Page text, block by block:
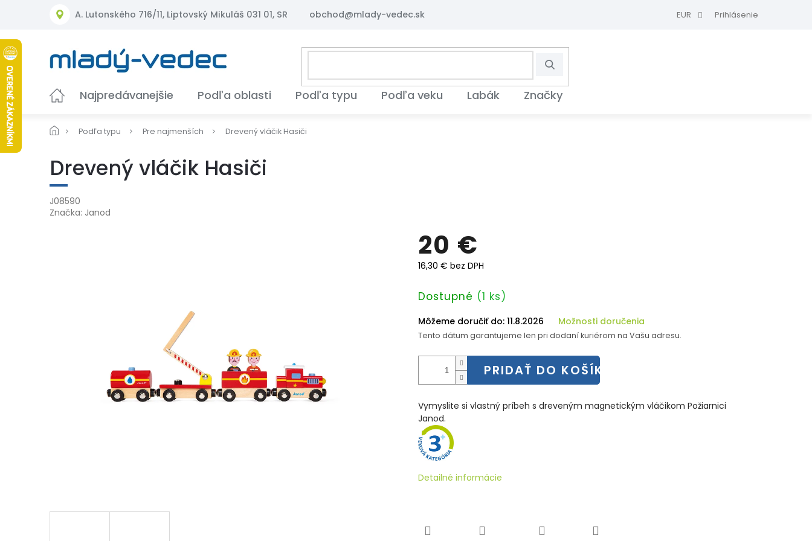
A. Lutonského 716/11, Liptovský Mikuláš 031 01, SR obchod@mlady-vedec.sk EUR Prihlásenie
Hľadať
Najpredávanejšie Podľa oblasti Podľa typu Podľa veku Labák Značky
Podľa typu Pre najmenších Drevený vláčik Hasiči
Drevený vláčik Hasiči
J08590
Značka: Janod
20 €
16,30 € bez DPH
Jednotková
Dostupné (1 ks)
Môžeme doručiť do: 11.8.2026 Možnosti doručenia
Tento dátum garantujeme len pri dodaní kuriérom na Vašu adresu.
PRIDAŤ DO KOŠÍKA
Vymyslite si vlastný príbeh s dreveným magnetickým vláčikom Požiarnici
Janod.
Detailné informácie